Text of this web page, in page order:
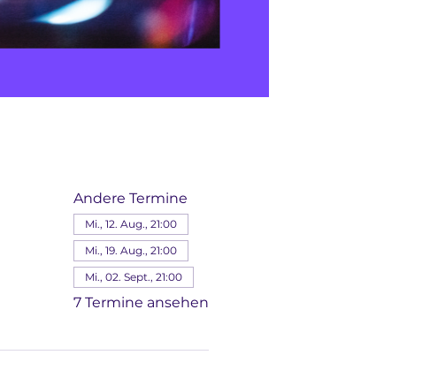
Andere Termine
Mi., 12. Aug., 21:00
Mi., 19. Aug., 21:00
Mi., 02. Sept., 21:00
7 Termine ansehen